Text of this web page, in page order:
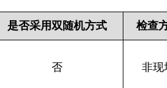
是否采用双随机方式 检查
否 非现